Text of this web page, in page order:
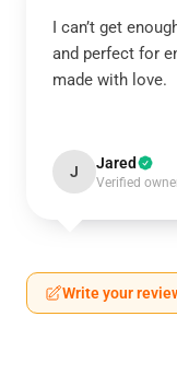
I can’t get
and perfect for
made with love.
J Jared
Verified
Write your